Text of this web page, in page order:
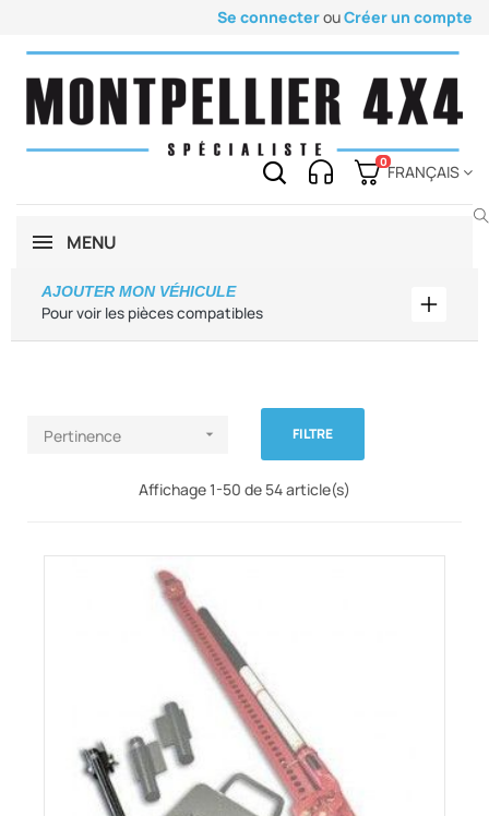
Se connecterouCréer un compte
0
FRANÇAIS
MENU
Pour voir les pièces compatibles
AJOUTER MON VÉHICULE
Pertinence  FILTRE
Affichage 1-50 de 54 article(s)